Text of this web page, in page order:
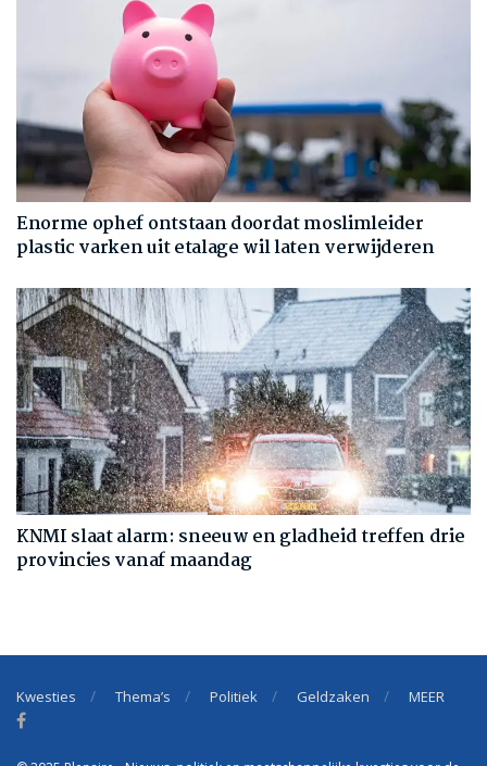
Enorme ophef ontstaan doordat moslimleider
plastic varken uit etalage wil laten verwijderen
KNMI slaat alarm: sneeuw en gladheid treffen drie
provincies vanaf maandag
Kwesties Thema’s Politiek Geldzaken MEER